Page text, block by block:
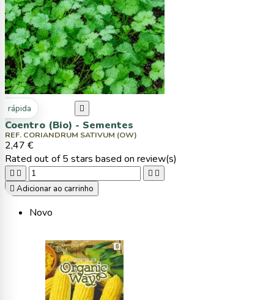
rápida 
Coentro (Bio) - Sementes
REF. CORIANDRUM SATIVUM (OW)
2,47 €
Rated out of 5 stars based on review(s)
   
 Adicionar ao carrinho
Novo